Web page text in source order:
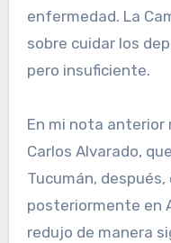
enfermedad. La
sobre cuidar los
pero insuficiente.
En mi nota anterior
Carlos Alvarado,
Tucumán,
posteriormente en
redujo de manera